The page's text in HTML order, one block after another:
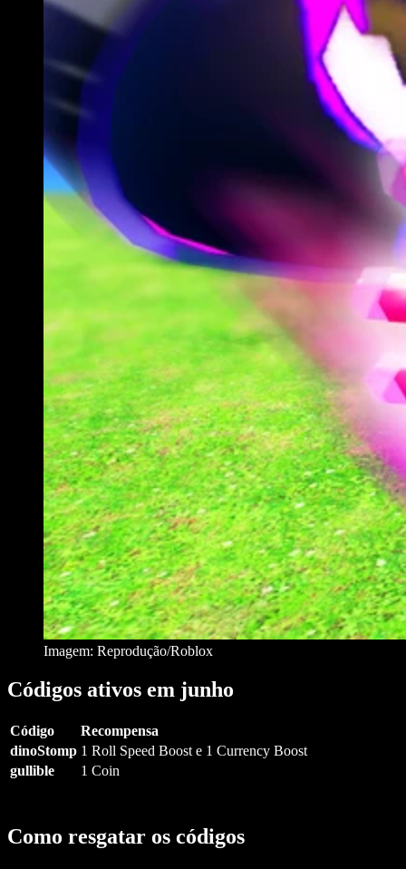
Imagem: Reprodução/Roblox
Códigos ativos em junho
Código
Recompensa
dinoStomp 1 Roll Speed Boost e 1 Currency Boost
gullible
1 Coin
Como resgatar os códigos